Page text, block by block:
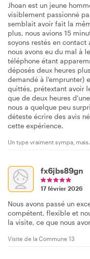
Jhoan est un jeune
visiblement passionné
semblait avoir fait la
plus, nous avions 15
soyons restés en
nous avons eu du mal à
téléphone étant
déposés deux heures
demandé à l'emprunter)
quittés, prétextant avoir
que de deux heures
nous a quelque peu
déteste écrire des avis
cette expérience.
Un type vraiment sympa, mais...
fx6jbs89gn
17 février 2026
Nous avons passé un
compétent, flexible et
la visite, ce que nous
Visite de la Commune 13